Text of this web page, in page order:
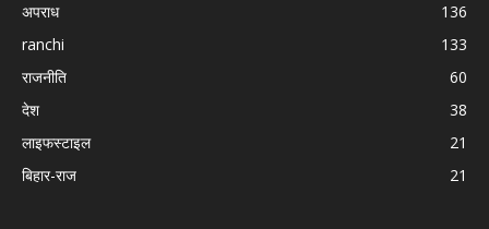
अपराध
136
ranchi
133
राजनीति
60
देश
38
लाइफस्टाइल
21
बिहार-राज
21